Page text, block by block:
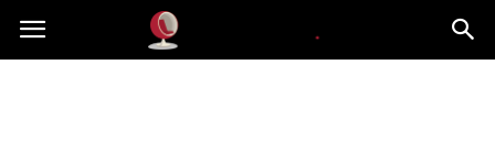
Dekoteria.pl